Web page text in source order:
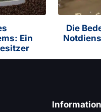
Ein
Die
Information